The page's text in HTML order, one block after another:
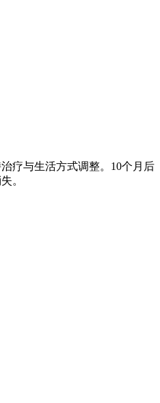
疗与生活方式调整。10个月后
。